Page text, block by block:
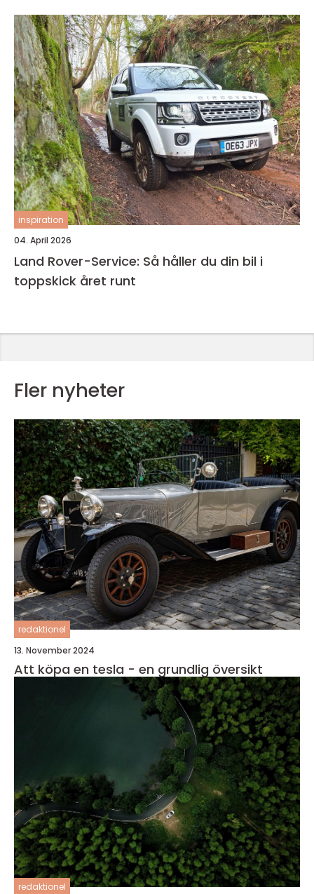
inspiration
04. April 2026
Land Rover-Service: Så håller du din bil i
toppskick året runt
Fler nyheter
redaktionel
13. November 2024
Att köpa en tesla - en grundlig översikt
redaktionel